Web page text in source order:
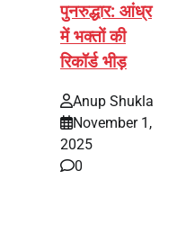
पुनरुद्धार: आंध्र
में भक्तों की
रिकॉर्ड भीड़
Anup Shukla
November 1,
2025
0